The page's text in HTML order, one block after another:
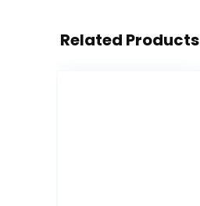
Related Products